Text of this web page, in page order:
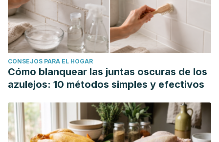
CONSEJOS PARA EL HOGAR
Cómo blanquear las juntas oscuras de los
azulejos: 10 métodos simples y efectivos